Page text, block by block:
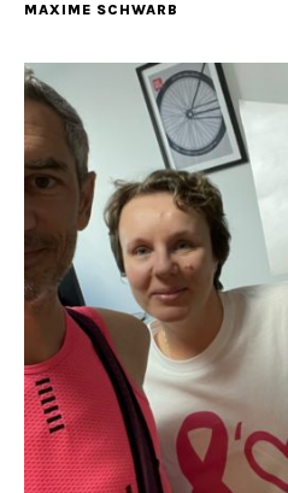
MAXIME SCHWARB